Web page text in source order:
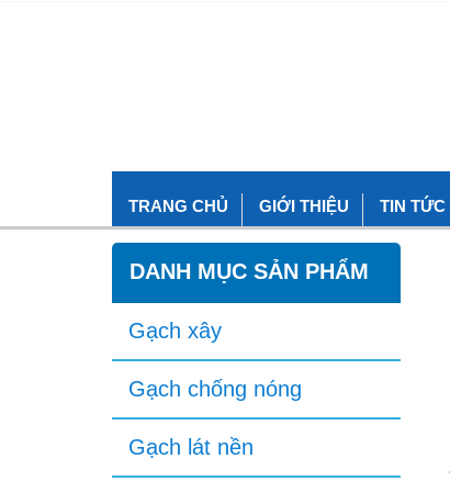
TRANG CHỦ GIỚI THIỆU TIN TỨC
DANH MỤC SẢN PHẨM
Gạch xây
Gạch chống nóng
Gạch lát nền